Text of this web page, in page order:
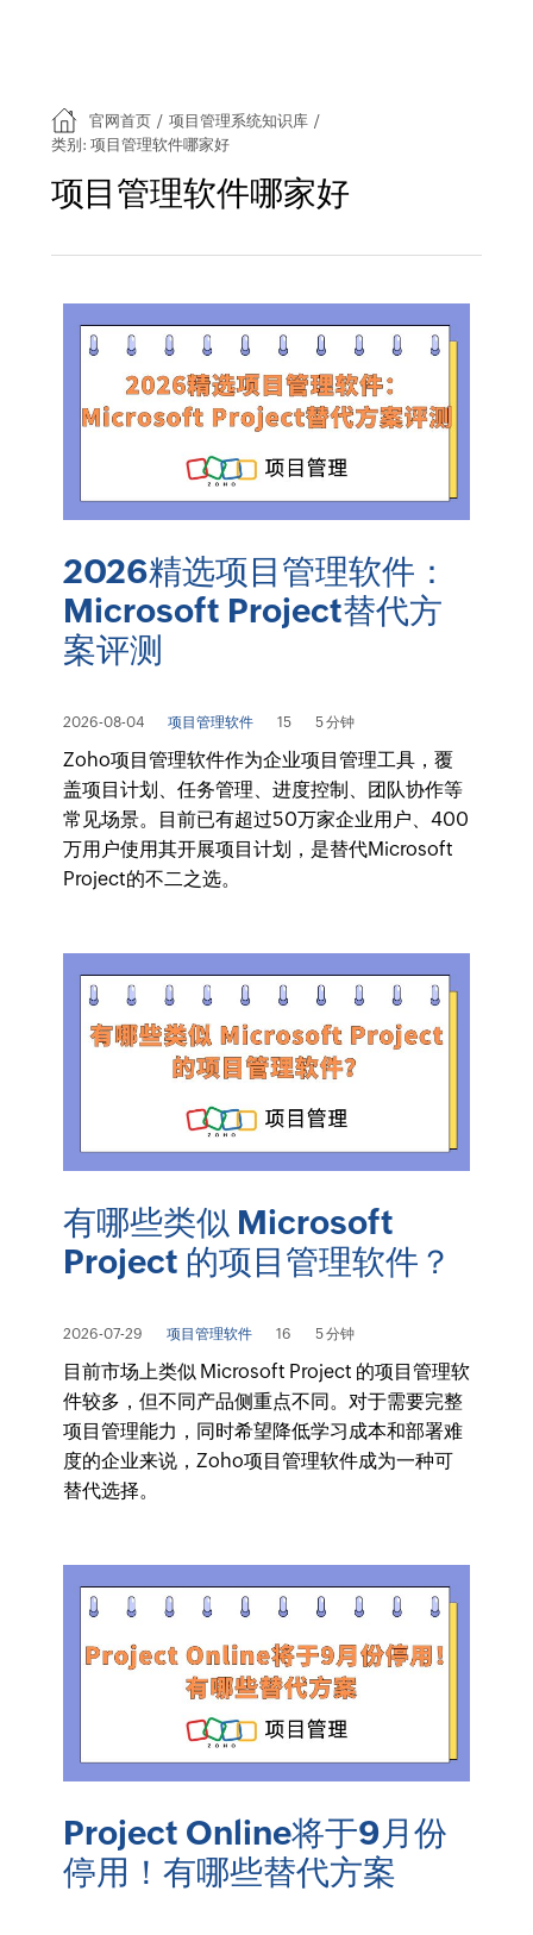
官网首页 / 项目管理系统知识库 /
类别: 项目管理软件哪家好
项目管理软件哪家好
2026精选项目管理软件：
Microsoft Project替代方
案评测
2026-08-04 项目管理软件 15 5 分钟
Zoho项目管理软件作为企业项目管理工具，覆
盖项目计划、任务管理、进度控制、团队协作等
常见场景。目前已有超过50万家企业用户、400
万用户使用其开展项目计划，是替代Microsoft
Project的不二之选。
有哪些类似 Microsoft
Project 的项目管理软件？
2026-07-29 项目管理软件 16 5 分钟
目前市场上类似 Microsoft Project 的项目管理软
件较多，但不同产品侧重点不同。对于需要完整
项目管理能力，同时希望降低学习成本和部署难
度的企业来说，Zoho项目管理软件成为一种可
替代选择。
Project Online将于9月份
停用！有哪些替代方案